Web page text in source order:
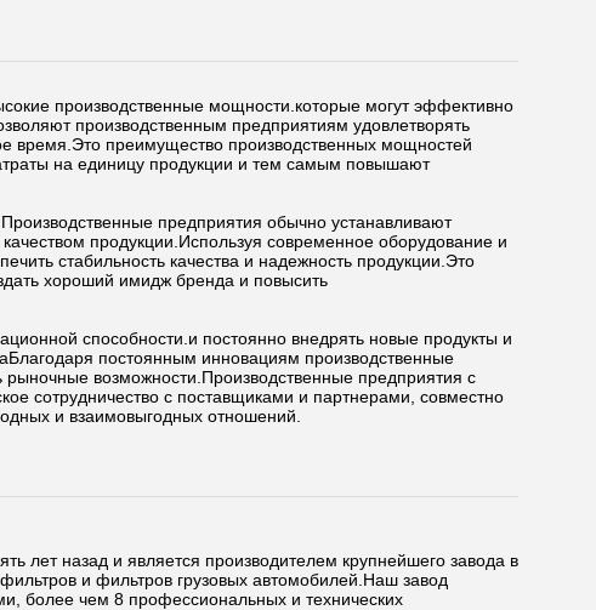
производственные мощности.которые могут эффективно
производственным предприятиям удовлетворять
время.Это преимущество производственных мощностей
на единицу продукции и тем самым повышают
предприятия обычно устанавливают
продукции.Используя современное оборудование и
стабильность качества и надежность продукции.Это
хороший имидж бренда и повысить
способности.и постоянно внедрять новые продукты и
постоянным инновациям производственные
рыночные возможности.Производственные предприятия с
сотрудничество с поставщиками и партнерами, совместно
и взаимовыгодных отношений.
лет назад и является производителем крупнейшего завода в
и фильтров грузовых автомобилей.Наш завод
более чем 8 профессиональных и технических